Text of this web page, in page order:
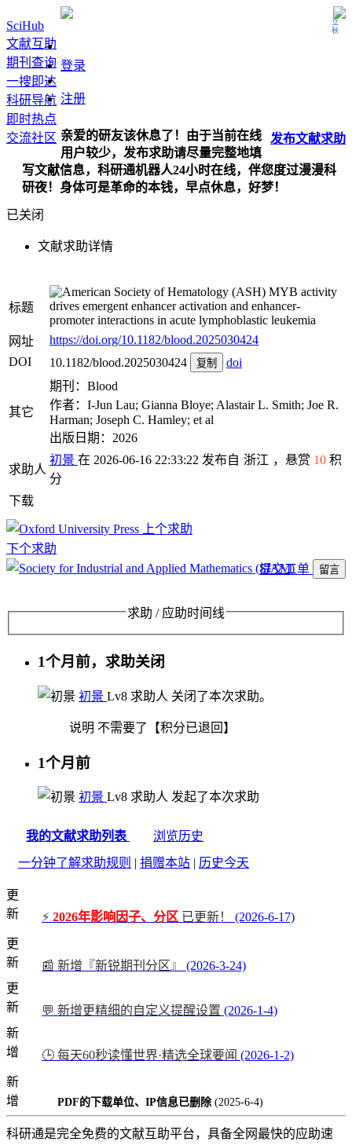
立秋
SciHub
文献互助
期刊查询
一搜即达
科研导航
即时热点
交流社区
登录
注册
发布文献求助
亲爱的研友该休息了！由于当前在线
用户较少，发布求助请尽量完整地填
写文献信息，科研通机器人24小时在线，伴您度过漫漫科
研夜！身体可是革命的本钱，早点休息，好梦！
已关闭
文献求助详情
标题
MYB activity
drives emergent enhancer activation and enhancer-
promoter interactions in acute lymphoblastic leukemia
网址
https://doi.org/10.1182/blood.2025030424
DOI
10.1182/blood.2025030424 复制 doi
其它
期刊：Blood
作者：I-Jun Lau; Gianna Bloye; Alastair L. Smith; Joe R.
Harman; Joseph C. Hamley; et al
出版日期：2026
求助人
初景 在 2026-06-16 22:33:22 发布自 浙江 ，悬赏 10 积
分
下载
上个求助
下个求助
提交工单
留言
求助 / 应助时间线
1个月前，求助关闭
初景 Lv8 求助人 关闭了本次求助。
说明 不需要了【积分已退回】
1个月前
初景 Lv8 求助人 发起了本次求助
我的文献求助列表
浏览历史
一分钟了解求助规则
捐赠本站 历史今天
更
新
⚡ 2026年影响因子、分区 已更新！
(2026-6-17)
更
新
📰 新增『新锐期刊分区』
(2026-3-24)
更
新
💬 新增更精细的自定义提醒设置 (2026-1-4)
新
增
🕒 每天60秒读懂世界·精选全球要闻 (2026-1-2)
新
增
PDF的下载单位、IP信息已删除 (2025-6-4)
科研通是完全免费的文献互助平台，具备全网最快的应助速